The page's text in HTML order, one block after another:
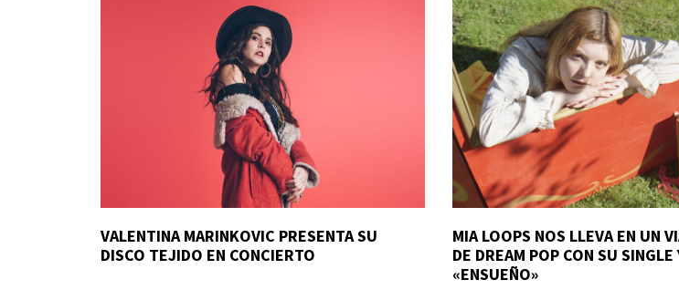
VALENTINA MARINKOVIC PRESENTA SU
DISCO TEJIDO EN CONCIERTO
MIA LOOPS NOS LLEVA EN UN
DE DREAM POP CON SU
«ENSUEÑO»